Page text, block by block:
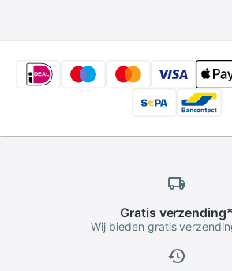
Gratis verzending*
Wij bieden gratis